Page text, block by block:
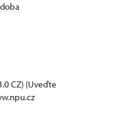
CZ) (Uveďte